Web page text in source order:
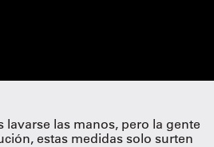
las manos, pero la gente
estas medidas solo surten